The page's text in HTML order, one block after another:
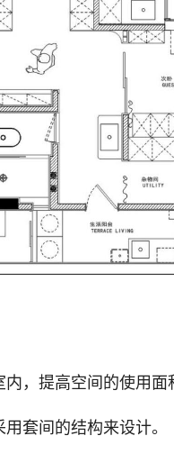
，提高空间的使用面
套间的结构来设计。